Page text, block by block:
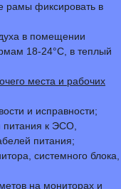
рамы фиксировать в
в помещении
18-24°С, в теплый
места и рабочих
и исправности;
питания к ЭСО,
питания;
системного блока,
на мониторах и